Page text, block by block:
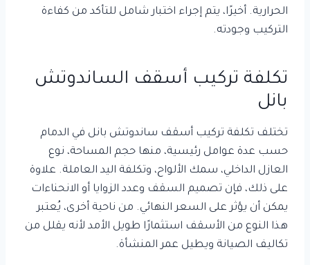
الحرارية. أخيرًا، يتم إجراء اختبار شامل للتأكد من كفاءة
التركيب وجودته.
تكلفة تركيب أسقف الساندوتش
بانل
تختلف تكلفة تركيب أسقف ساندوتش بانل في الدمام
حسب عدة عوامل رئيسية، منها حجم المساحة، نوع
العازل الداخلي، سمك الألواح، وتكلفة اليد العاملة. علاوة
على ذلك، فإن تصميم السقف وعدد الزوايا أو الانحناءات
يمكن أن يؤثر على السعر النهائي. من ناحية أخرى، يُعتبر
هذا النوع من الأسقف استثمارًا طويل الأمد لأنه يقلل من
تكاليف الصيانة ويطيل عمر المنشأة.